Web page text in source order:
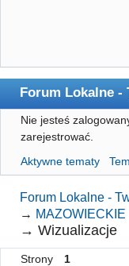
Forum Lokalne -
Główna
Użytkownicy
Rejestracja
Nie jesteś
zarejestrować.
Aktywne tematy
Forum Lokalne -
→ MAZOWIECKIE
→Wizualizacje
Strony 1